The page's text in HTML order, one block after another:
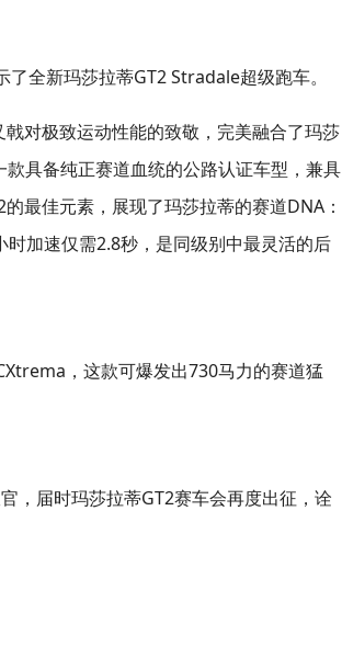
全新玛莎拉蒂GT2 Stradale超级跑车。
对极致运动性能的致敬，完美融合了玛莎
具备纯正赛道血统的公路认证车型，兼具
最佳元素，展现了玛莎拉蒂的赛道DNA：
加速仅需2.8秒，是同级别中最灵活的后
，这款可爆发出730马力的赛道猛
，届时玛莎拉蒂GT2赛车会再度出征，诠